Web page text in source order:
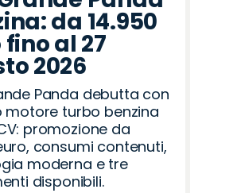
da 14.950
al 27
2026
Panda debutta con
motore turbo benzina
promozione da
consumi contenuti,
moderna e tre
disponibili.